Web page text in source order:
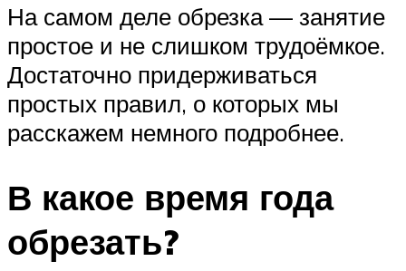
На самом деле обрезка — занятие
простое и не слишком трудоёмкое.
Достаточно придерживаться
простых правил, о которых мы
расскажем немного подробнее.
В какое время года
обрезать?